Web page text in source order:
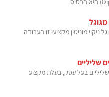
ניקוי מוניטין מקצועי‏ זו העבודה
שליליים
בעל עסק, בעלת מקצוע